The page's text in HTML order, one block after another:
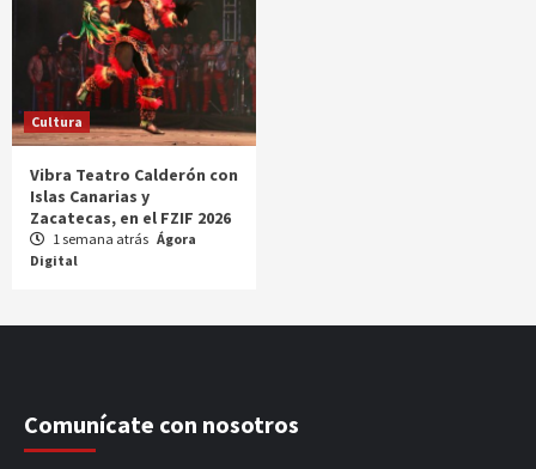
Cultura
Vibra Teatro Calderón con
Islas Canarias y
Zacatecas, en el FZIF 2026
1 semana atrás Ágora
Digital
Comunícate con nosotros